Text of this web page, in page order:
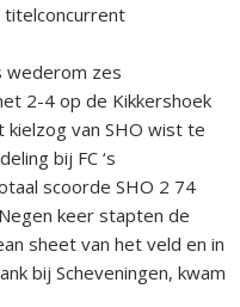
titelconcurrent
wederom zes
2-4 op de Kikkershoek
kielzog van SHO wist te
bij FC ‘s
scoorde SHO 2 74
keer stapten de
sheet van het veld en in
bij Scheveningen, kwam